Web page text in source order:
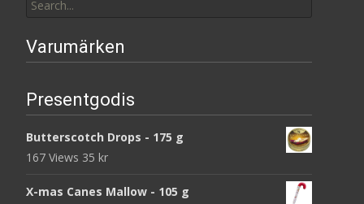
for:
Varumärken
Presentgodis
Butterscotch Drops - 175 g
167 Views 35 kr
X-mas Canes Mallow - 105 g